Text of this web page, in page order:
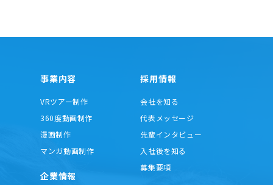
事業内容
VRツアー制作
360度動画制作
漫画制作
マンガ動画制作
企業情報
採用情報
会社を知る
代表メッセージ
先輩インタビュー
入社後を知る
募集要項